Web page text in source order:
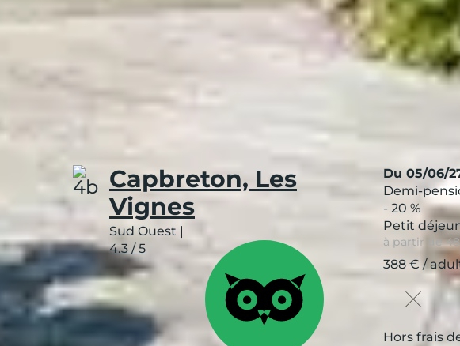
loin du rythme quotidien, la destination offre un cadre
l’essentiel, dans une atmosphère sereine et accueillante.
Capbreton, Les
Vignes
Sud Ouest |
4.3 / 5
Du 05/06/
Demi-
- 20 %
Petit
à partir de
388 € /
Hors frais